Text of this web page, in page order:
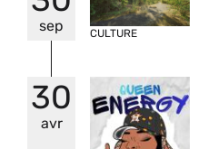
sep CULTURE
30
avr
Vignette